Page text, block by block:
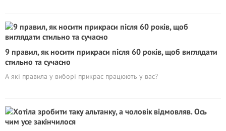
9 правил, як носити прикраси після 60 років, щоб виглядати
стильно та сучасно
А які правила у виборі прикрас працюють у вас?